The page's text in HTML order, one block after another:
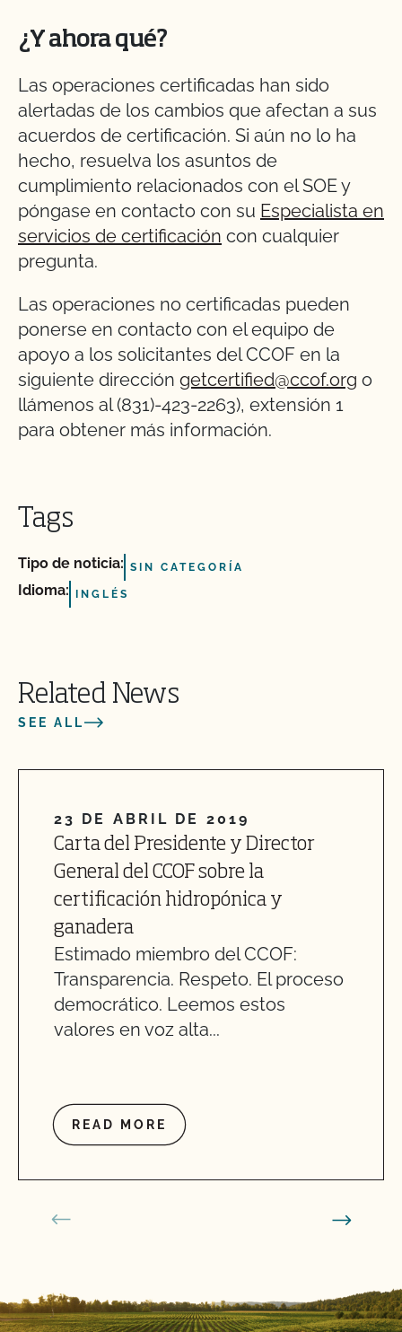
¿Y ahora qué?
Las operaciones certificadas han sido
alertadas de los cambios que afectan a sus
acuerdos de certificación. Si aún no lo ha
hecho, resuelva los asuntos de
cumplimiento relacionados con el SOE y
póngase en contacto con su Especialista en
servicios de certificación con cualquier
pregunta.
Las operaciones no certificadas pueden
ponerse en contacto con el equipo de
apoyo a los solicitantes del CCOF en la
siguiente dirección getcertified@ccof.org o
llámenos al (831)-423-2263), extensión 1
para obtener más información.
Tags
Tipo de noticia: SIN CATEGORÍA
Idioma: INGLÉS
Related News
SEE ALL
23 DE ABRIL DE 2019
Carta del Presidente y Director
General del CCOF sobre la
certificación hidropónica y
ganadera
Estimado miembro del CCOF:
Transparencia. Respeto. El proceso
democrático. Leemos estos
valores en voz alta...
READ MORE